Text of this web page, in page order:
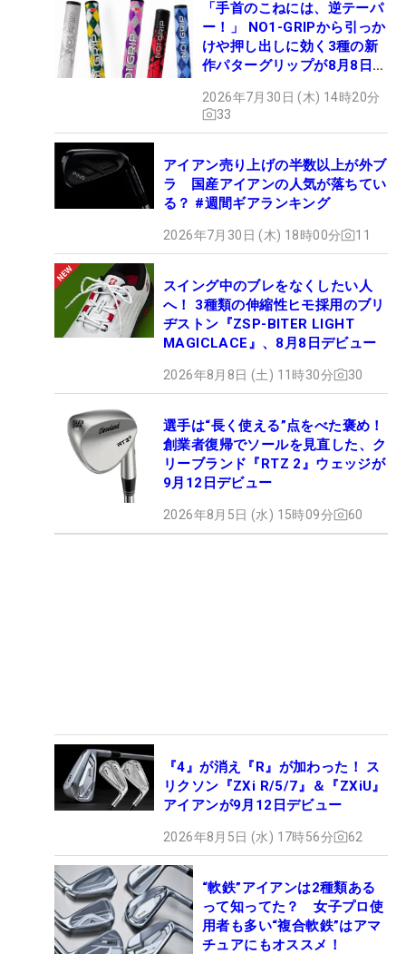
「手首のこねには、逆テーパ
ー！」 NO1-GRIPから引っか
けや押し出しに効く3種の新
作パターグリップが8月8日デ
2026年7月30日 (木) 14時20分
33
アイアン売り上げの半数以上が外ブ
ラ 国産アイアンの人気が落ちてい
る？ #週間ギアランキング
2026年7月30日 (木) 18時00分 11
スイング中のブレをなくしたい人
へ！ 3種類の伸縮性ヒモ採用のブリ
ヂストン『ZSP-BITER LIGHT
MAGICLACE』、8月8日デビュー
2026年8月8日 (土) 11時30分 30
選手は“長く使える”点をべた褒め！
創業者復帰でソールを見直した、ク
リーブランド『RTZ 2』ウェッジが
9月12日デビュー
2026年8月5日 (水) 15時09分 60
『4』が消え『R』が加わった！ ス
リクソン『ZXi R/5/7』＆『ZXiU』
アイアンが9月12日デビュー
2026年8月5日 (水) 17時56分 62
“軟鉄”アイアンは2種類ある
って知ってた？ 女子プロ使
用者も多い“複合軟鉄”はアマ
チュアにもオススメ！